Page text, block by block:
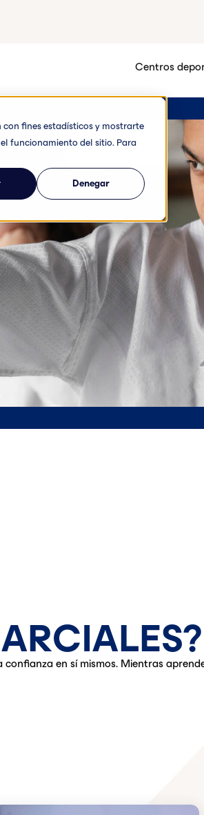
fines estadísticos y mostrarte
funcionamiento del sitio. Para
Denegar
Centros
en sí mismos. Mientras